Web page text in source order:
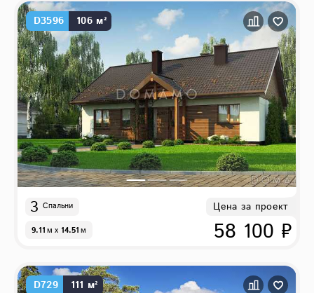
D3596 106 м²
3 Спальни
9.11м x 14.51м
Цена за проект
58 100 ₽
D729
111 м²